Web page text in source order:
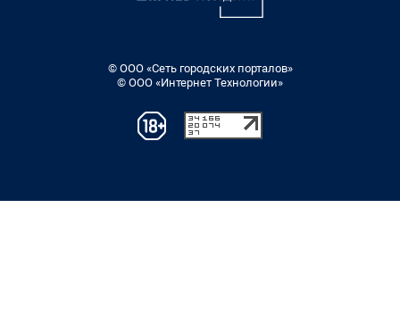
© ООО «Сеть городских порталов»
© ООО «Интернет Технологии»